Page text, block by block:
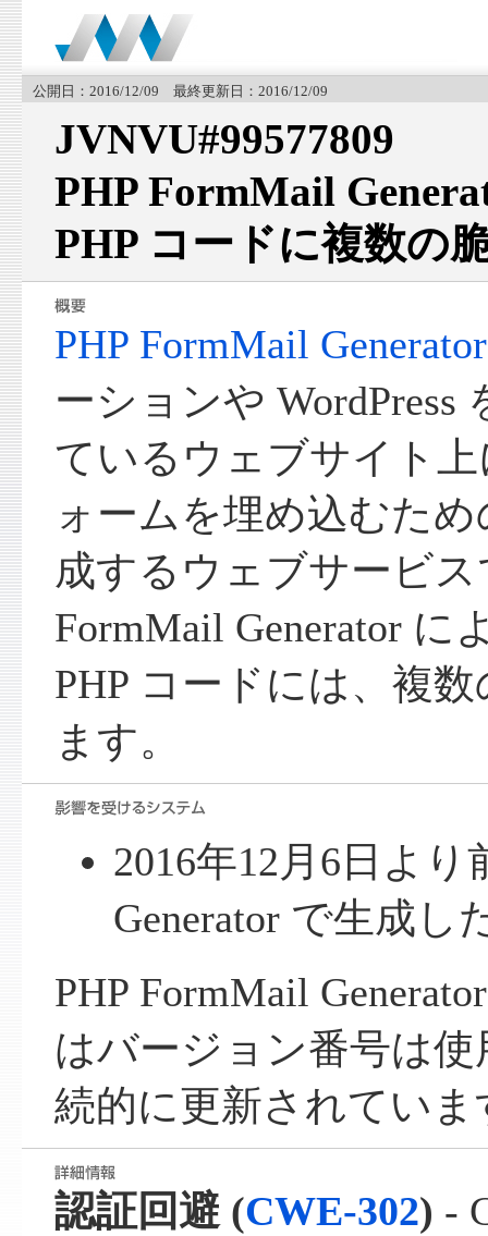
公開日：2016/12/09 最終更新日：2016/12/09
JVNVU#99577809
PHP FormMail
PHP コードに複数の
PHP FormMail Generator
ーションや WordPress
ているウェブサイト
ォームを埋め込むため
成するウェブサービス
FormMail Generator に
PHP コードには、複
ます。
2016年12月6日より
Generator で生成し
PHP FormMail
はバージョン番号は
続的に更新されていま
認証回避 (CWE-302) -